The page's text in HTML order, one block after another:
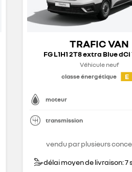
TRAFIC VAN
FG L1H1 2T8 extra Blue dCi
Véhicule neuf
classe énergétique
E
moteur
transmission
vendu par plusieurs
délai moyen de livraison: 7